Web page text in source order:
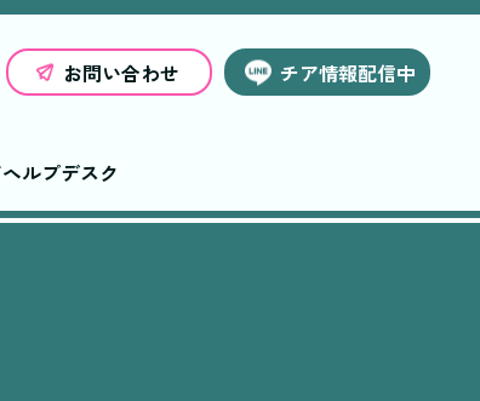
お問い合わせ チア情報配信中
ルプデスク